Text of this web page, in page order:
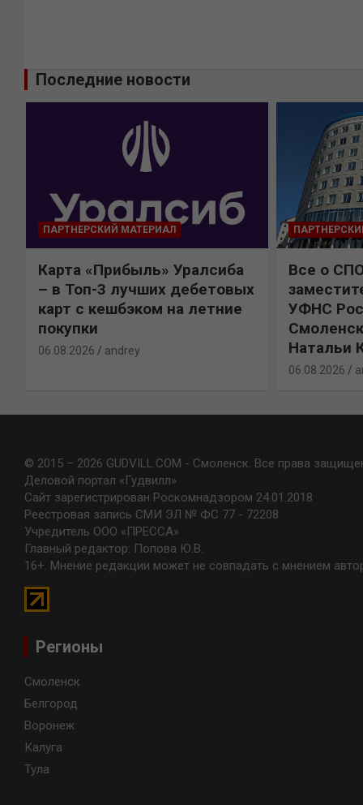
Последние новости
ПАРТНЕРСКИЙ МАТЕРИАЛ
Карта «Прибыль» Уралсиба
– в Топ-3 лучших дебетовых
карт с кешбэком на летние
покупки
06.08.2026 andrey
Все о
УФНС
Натальи
06.08.2026
© 2015 – 2026 GUDVILL.COM - Смоленск. Все права
Деловой портал «Гудвилл»
Сайт зарегистрирован Роскомнадзором 24.01.2018
Реестровая запись СМИ ЭЛ № ФС 77 - 72208
Учредитель ООО «ПРЕССА»
Главный редактор: Попова Ю.В.
16+. Мнение редакции может не совпадать с мнением
Регионы
Смоленск
Белгород
Воронеж
Калуга
Тула